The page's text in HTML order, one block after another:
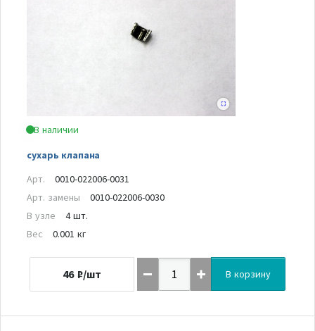
В наличии
сухарь клапана
Арт.
0010-022006-0031
Арт. замены
0010-022006-0030
В узле
4 шт.
Вес
0.001 кг
46 ₽/шт В корзину